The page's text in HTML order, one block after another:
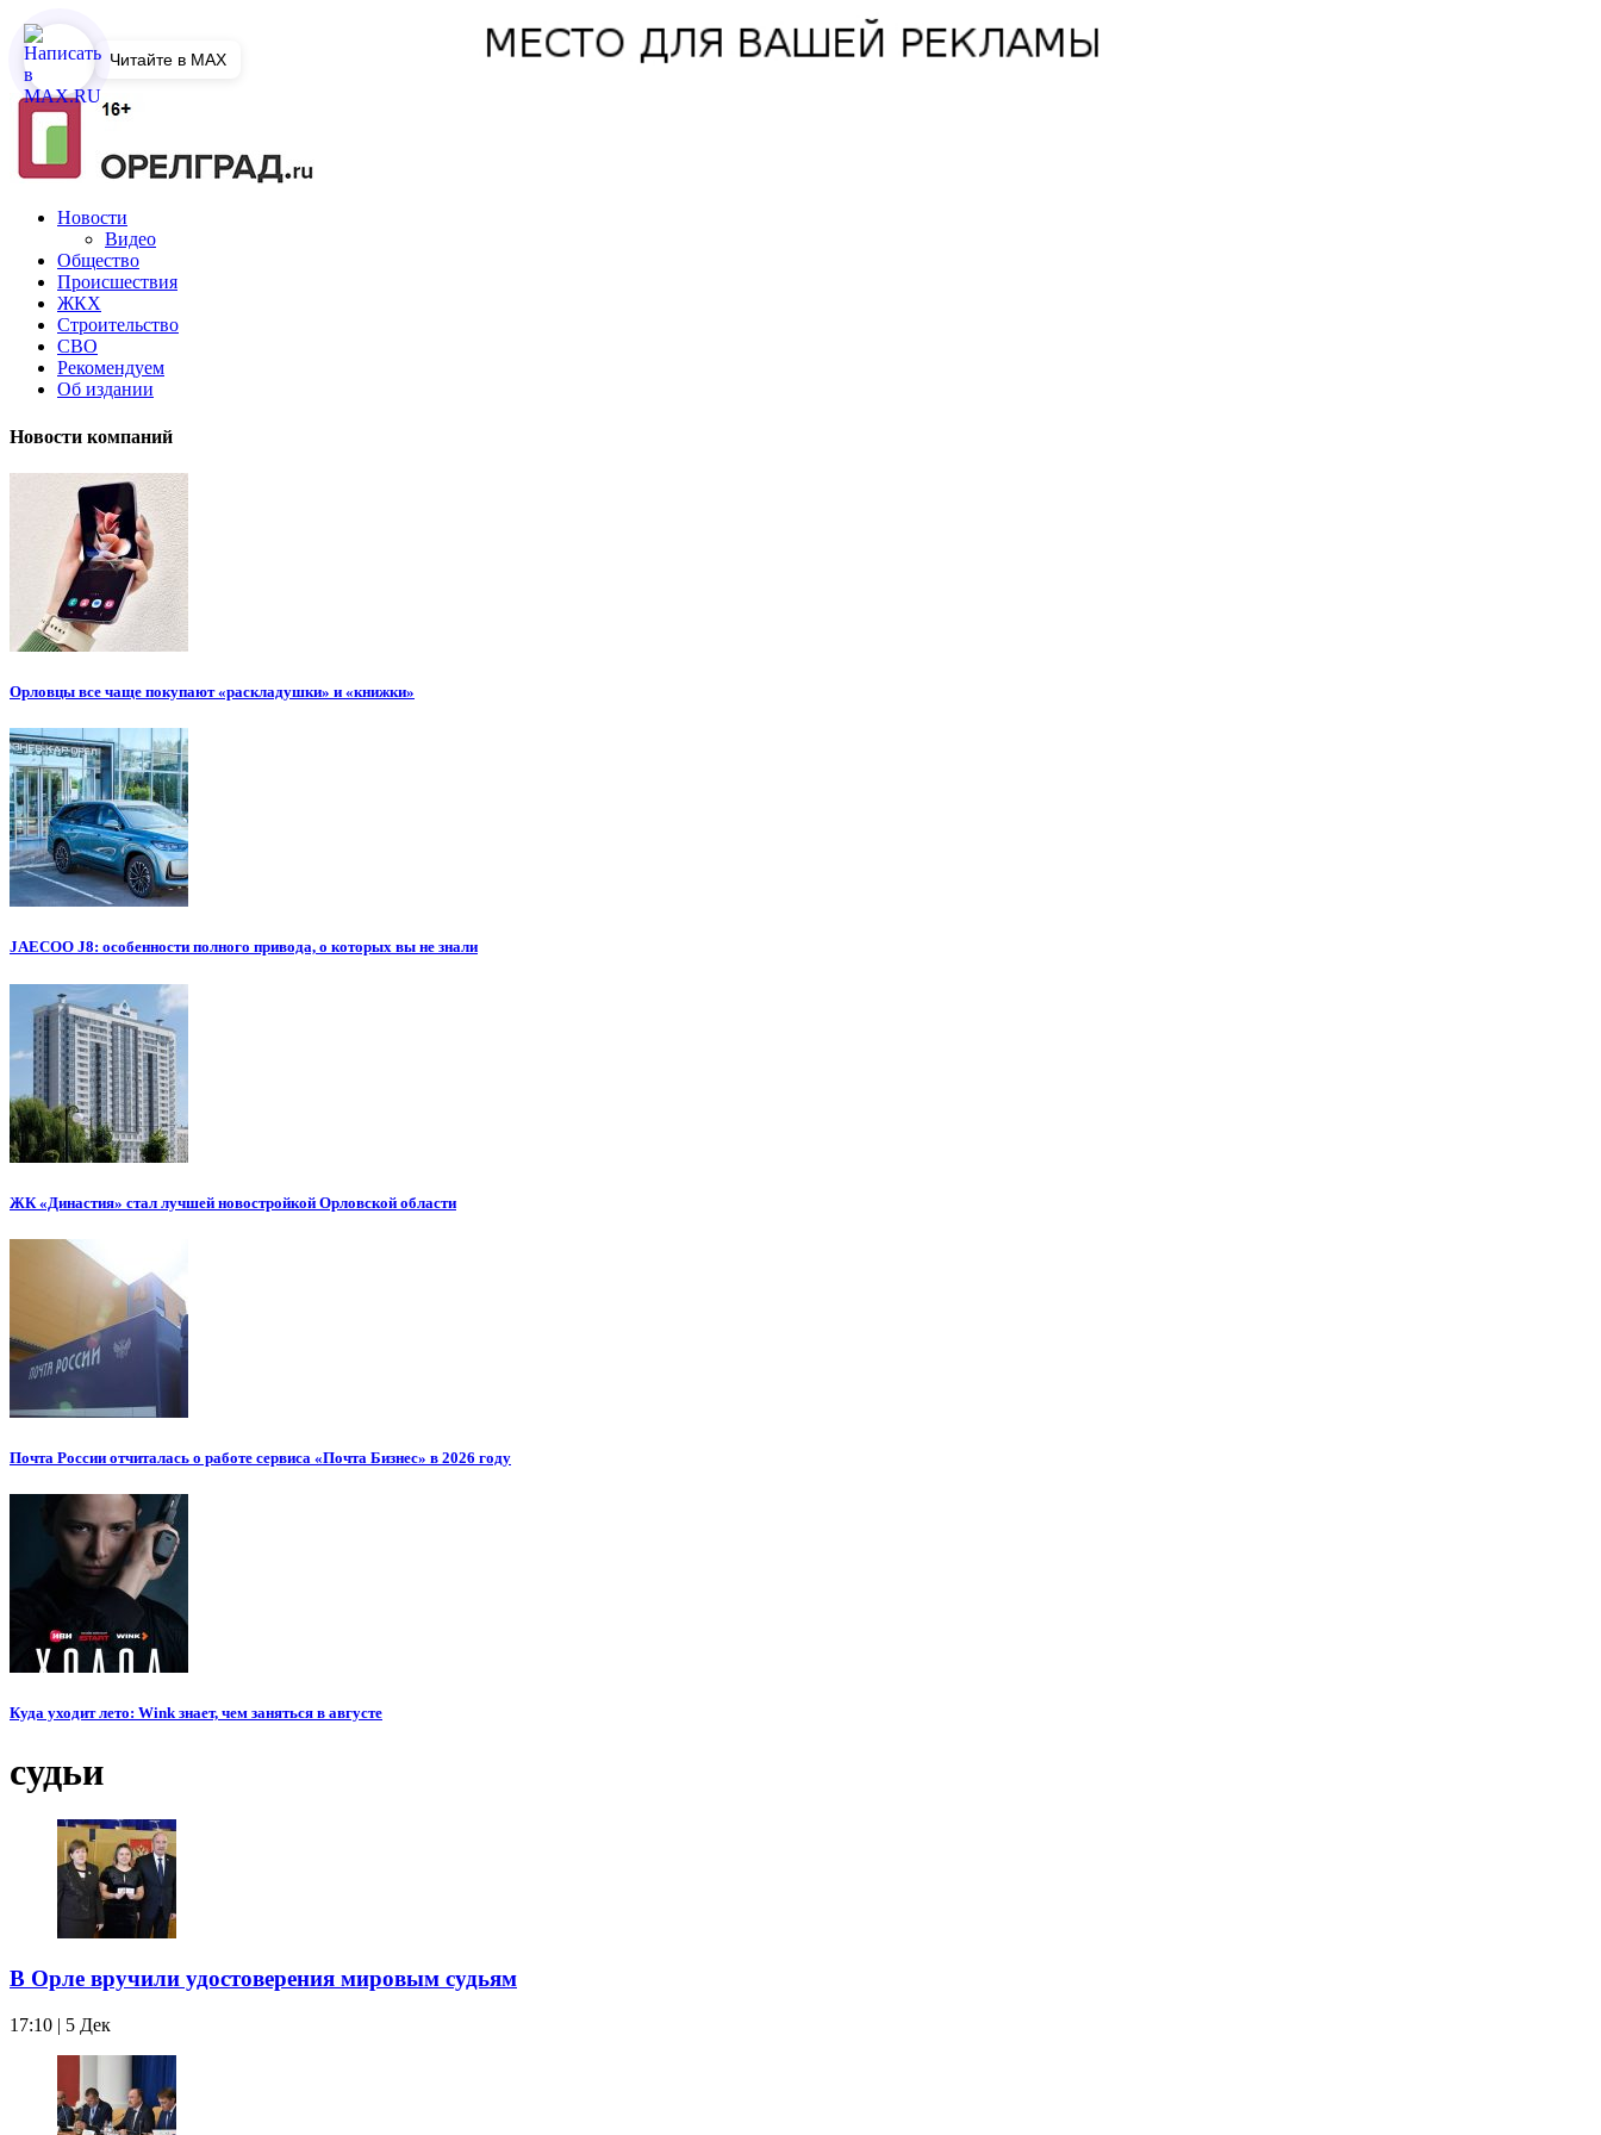
Новости
Видео
Общество
Происшествия
ЖКХ
Строительство
СВО
Рекомендуем
Об издании
Новости компаний
Орловцы все чаще покупают «раскладушки» и «книжки»
JAECOO J8: особенности полного привода, о которых вы не знали
ЖК «Династия» стал лучшей новостройкой Орловской области
Почта России отчиталась о работе сервиса «Почта Бизнес» в 2026 году
Куда уходит лето: Wink знает, чем заняться в августе
судьи
В Орле вручили удостоверения мировым судьям
17:10 | 5 Дек
Читайте в MAX